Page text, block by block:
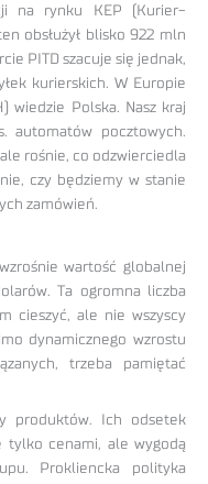
na rynku KEP (Kurier-
obsłużył blisko 922 mln
PITD szacuje się jednak,
kurierskich. W Europie
wiedzie Polska. Nasz kraj
automatów pocztowych.
rośnie, co odzwierciedla
czy będziemy w stanie
zamówień.
wartość globalnej
Ta ogromna liczba
cieszyć, ale nie wszyscy
dynamicznego wzrostu
trzeba pamiętać
produktów. Ich odsetek
tylko cenami, ale wygodą
Prokliencka polityka